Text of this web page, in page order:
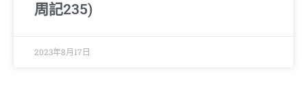
周記235)
2023年8月17日